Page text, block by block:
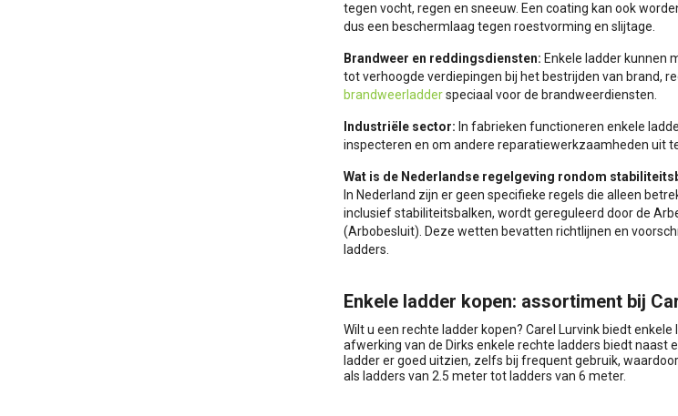
tegen vocht, regen en sneeuw. Een coating kan ook
dus een beschermlaag tegen roestvorming en slijtage.
Brandweer en reddingsdiensten: Enkele ladder kunnen
tot verhoogde verdiepingen bij het bestrijden van brand,
brandweerladderspeciaal voor de brandweerdiensten.
Industriële sector: In fabrieken functioneren enkele
inspecteren en om andere reparatiewerkzaamheden uit
Wat is de Nederlandse regelgeving rondom
In Nederland zijn er geen specifieke regels die alleen
inclusief stabiliteitsbalken, wordt gereguleerd door de
(Arbobesluit). Deze wetten bevatten richtlijnen en
ladders.
Enkele ladder kopen: assortiment bij
Wilt u een rechte ladder kopen? Carel Lurvink biedt
afwerking van de Dirks enkele rechte ladders biedt
ladder er goed uitzien, zelfs bij frequent gebruik,
als ladders van 2.5 meter tot ladders van 6 meter.